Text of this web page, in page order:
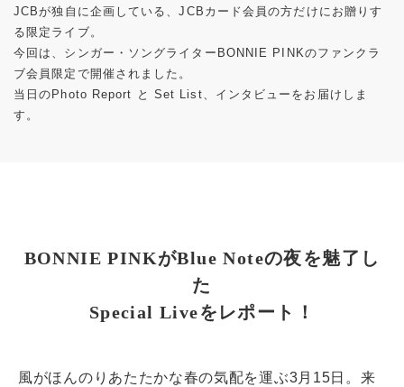
JCBが独自に企画している、JCBカード会員の方だけにお贈りす
る限定ライブ。
今回は、シンガー・ソングライターBONNIE PINKのファンクラ
ブ会員限定で開催されました。
当日のPhoto Report と Set List、インタビューをお届けしま
す。
BONNIE PINKがBlue Noteの夜を魅了し
た
Special Liveをレポート！
風がほんのりあたたかな春の気配を運ぶ3月15日。来